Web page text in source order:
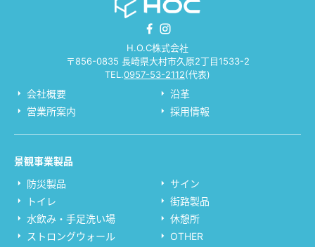
H.O.C株式会社
〒856-0835 長崎県大村市久原2丁目1533-2
TEL.0957-53-2112(代表)
会社概要
沿革
営業所案内
採用情報
景観事業製品
防災製品
トイレ
水飲み・手足洗い場
ストロングウォール
サイン
街路製品
休憩所
OTHER